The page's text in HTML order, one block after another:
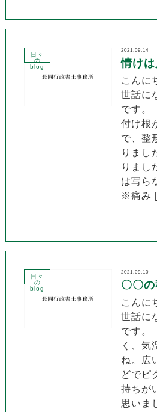
日々
の
blog
2021.09.14
情け
こんに
世話に
です。
付け根
で、整
りまし
りまし
は写ら
※痛み
日々
の
blog
2021.09.10
〇〇の
こんに
世話に
です。
く、気
ね。広
どでピ
持ちが
思いま